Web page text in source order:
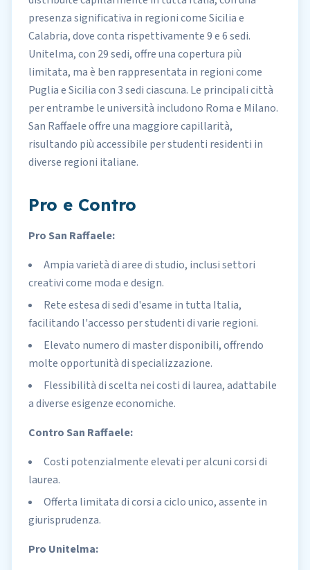
presenza significativa in regioni come Sicilia e
Calabria, dove conta rispettivamente 9 e 6 sedi.
Unitelma, con 29 sedi, offre una copertura più
limitata, ma è ben rappresentata in regioni come
Puglia e Sicilia con 3 sedi ciascuna. Le principali città
per entrambe le università includono Roma e Milano.
San Raffaele offre una maggiore capillarità,
risultando più accessibile per studenti residenti in
diverse regioni italiane.
Pro e Contro
Pro San Raffaele:
Ampia varietà di aree di studio, inclusi settori
creativi come moda e design.
Rete estesa di sedi d'esame in tutta Italia,
facilitando l'accesso per studenti di varie regioni.
Elevato numero di master disponibili, offrendo
molte opportunità di specializzazione.
Flessibilità di scelta nei costi di laurea, adattabile
a diverse esigenze economiche.
Contro San Raffaele:
Costi potenzialmente elevati per alcuni corsi di
laurea.
Offerta limitata di corsi a ciclo unico, assente in
giurisprudenza.
Pro Unitelma: